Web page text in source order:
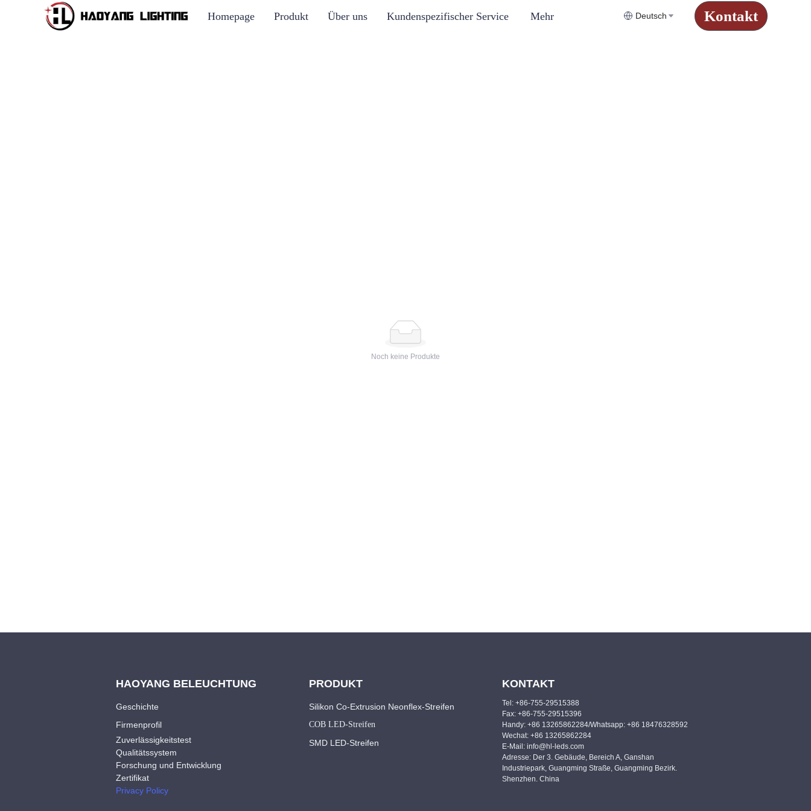
Homepage Produkt Über uns Kundenspezifischer Service Mehr Deutsch Kontakt
Noch keine Produkte
HAOYANG BELEUCHTUNG
Geschichte
Firmenprofil
Zuverlässigkeitstest
Qualitätssystem
Forschung und Entwicklung
Zertifikat
Privacy Policy
PRODUKT
Silikon Co-Extrusion Neonflex-Streifen
COB LED-Streifen
SMD LED-Streifen
KONTAKT
Tel: +86-755-29515388
Fax: +86-755-29515396
Handy: +86 13265862284/Whatsapp: +86 18476328592
Wechat: +86 13265862284
E-Mail: info@hl-leds.com
Adresse: Der 3. Gebäude, Bereich A, Ganshan
Industriepark, Guangming Straße, Guangming Bezirk.
Shenzhen. China